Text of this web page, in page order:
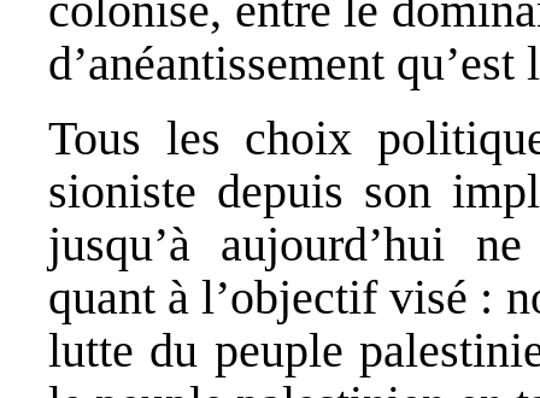
d’anéantissement
Tous les choix
sioniste depuis son
jusqu’à aujourd’hui
quant à l’objectif visé :
lutte du peuple